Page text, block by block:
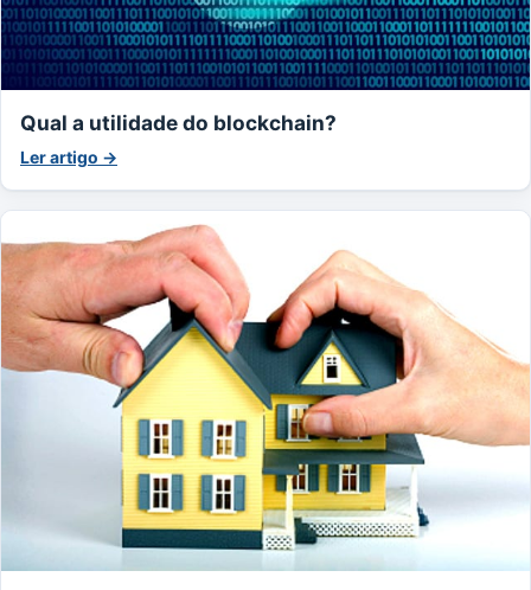
Qual a utilidade do blockchain?
Ler artigo →